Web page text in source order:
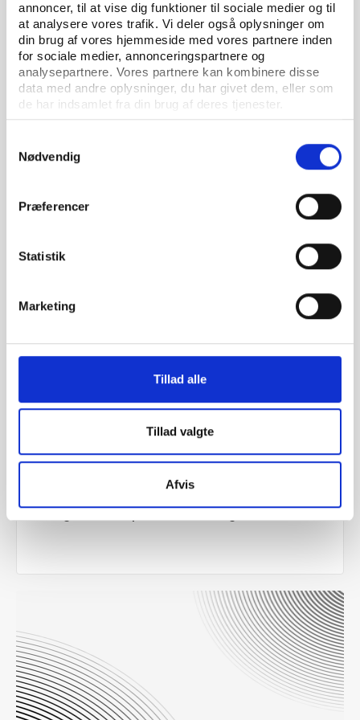
annoncer, til at vise dig funktioner til sociale medier og til
at analysere vores trafik. Vi deler også oplysninger om
din brug af vores hjemmeside med vores partnere inden
for sociale medier, annonceringspartnere og
analysepartnere. Vores partnere kan kombinere disse
data med andre oplysninger, du har givet dem, eller som
de har indsamlet fra din brug af deres tjenester.
Nødvendig
Præferencer
Statistik
Marketing
Tillad alle
Tillad valgte
Afvis
Andre UDGIVELSE 01.01.2016
deltagelse i den politiske offentlighed